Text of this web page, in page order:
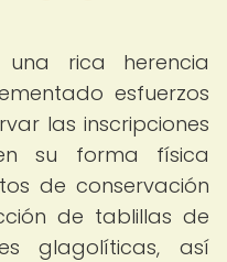
rica herencia
esfuerzos
las inscripciones
su forma física
de conservación
de tablillas de
glagolíticas, así